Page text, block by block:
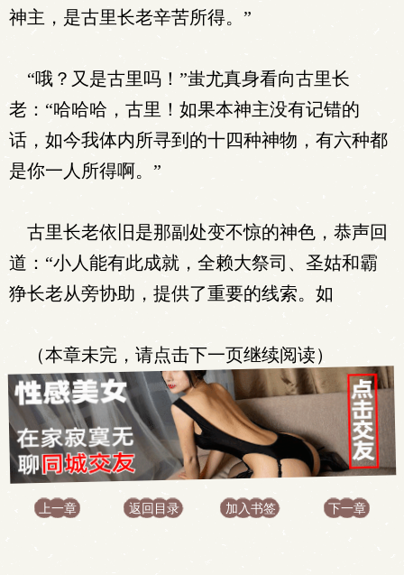
神主，是古里长老辛苦所得。”
“哦？又是古里吗！”蚩尤真身看向古里长
老：“哈哈哈，古里！如果本神主没有记错的
话，如今我体内所寻到的十四种神物，有六种都
是你一人所得啊。”
古里长老依旧是那副处变不惊的神色，恭声回
道：“小人能有此成就，全赖大祭司、圣姑和霸
狰长老从旁协助，提供了重要的线索。如
（本章未完，请点击下一页继续阅读）
上一章 返回目录 加入书签 下一章